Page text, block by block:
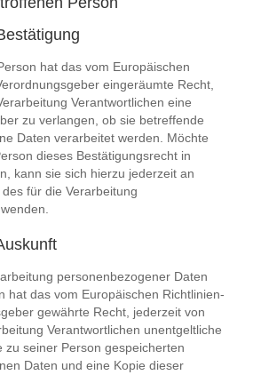
hat das vom Europäischen
eingeräumte Recht,
Verantwortlichen eine
zu verlangen, ob sie betreffende
Daten verarbeitet werden. Möchte
dieses Bestätigungsrecht in
kann sie sich hierzu jederzeit an
für die Verarbeitung
personenbezogener Daten
hat das vom Europäischen Richtlinien-
gewährte Recht, jederzeit von
Verantwortlichen unentgeltliche
zu seiner Person gespeicherten
Daten und eine Kopie dieser